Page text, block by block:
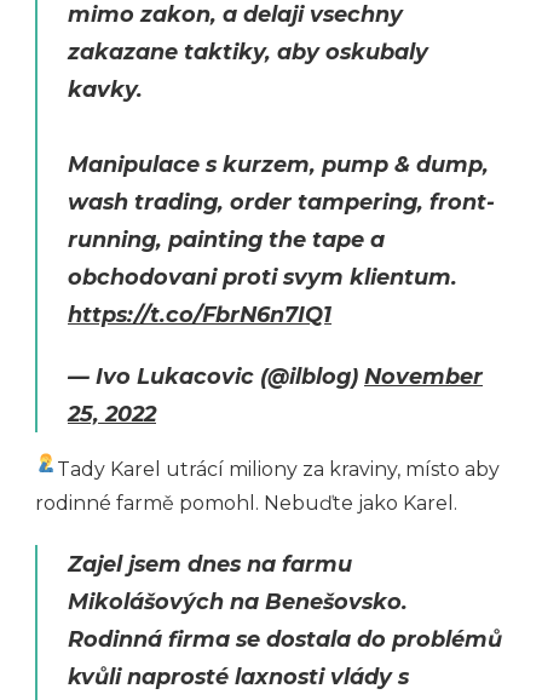
mimo zakon, a delaji vsechny
zakazane taktiky, aby oskubaly
kavky.
Manipulace s kurzem, pump & dump,
wash trading, order tampering, front-
running, painting the tape a
obchodovani proti svym klientum.
https://t.co/FbrN6n7IQ1
— Ivo Lukacovic (@ilblog) November
25, 2022
Tady Karel utrácí miliony za kraviny, místo aby
rodinné farmě pomohl. Nebuďte jako Karel.
Zajel jsem dnes na farmu
Mikolášových na Benešovsko.
Rodinná firma se dostala do problémů
kvůli naprosté laxnosti vlády s